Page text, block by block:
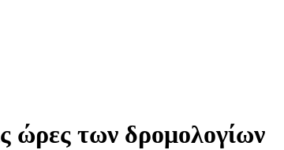
ώρες των δρομολογίων